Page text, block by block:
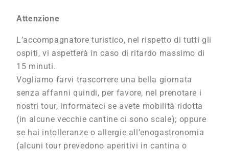
Attenzione
L’accompagnatore turistico, nel rispetto di tutti gli
ospiti, vi aspetterà in caso di ritardo massimo di
15 minuti.
Vogliamo farvi trascorrere una bella giornata
senza affanni quindi, per favore, nel prenotare i
nostri tour, informateci se avete mobilità ridotta
(in alcune vecchie cantine ci sono scale); oppure
se hai intolleranze o allergie all’enogastronomia
(alcuni tour prevedono aperitivi in cantina o